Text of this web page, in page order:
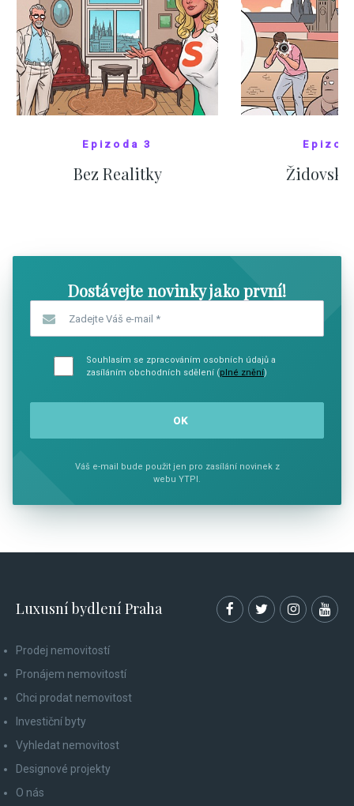
Epizoda 3
Bez Realitky
Dostávejte novinky jako první!
Souhlasím se zpracováním osobních údajů a
zasíláním obchodních sdělení (plné znění)
Váš e-mail bude použit jen pro zasílání novinek z
webu YTPI.
Luxusní bydlení Praha
Prodej nemovitostí
Pronájem nemovitostí
Chci prodat nemovitost
Investiční byty
Vyhledat nemovitost
Designové projekty
O nás